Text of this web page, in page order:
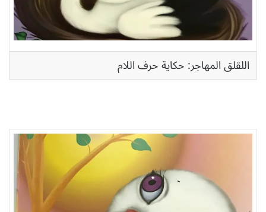
اللقلق المهاجر: حكاية حرف اللام